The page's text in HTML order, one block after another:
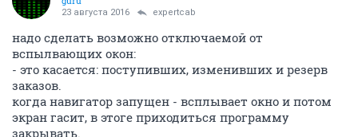
23 августа 2016 expertcab
надо сделать возможно отключаемой от
вспылвающих окон:
- это касается: поступивших, изменивших и резерв
заказов.
когда навигатор запущен - всплывает окно и потом
экран гасит, в этоге приходиться программу
закрывать.